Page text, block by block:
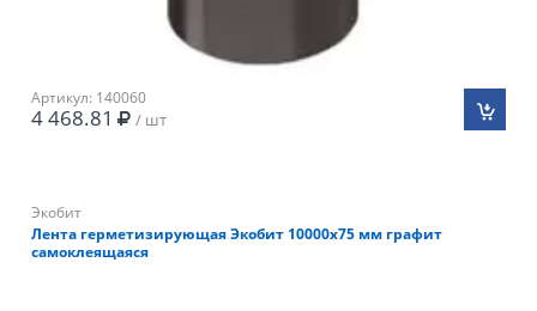
Артикул: 140060
4 468.81 / шт
Экобит
Лента герметизирующая Экобит 10000х75 мм графит
самоклеящаяся